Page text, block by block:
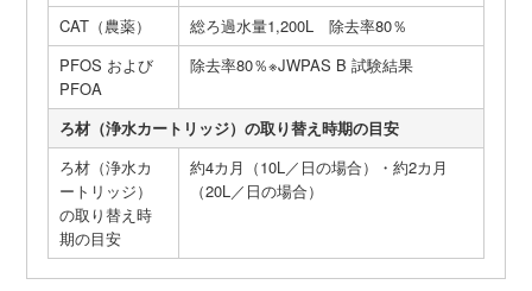
CAT（農薬）
総ろ過水量1,200L 除去率80％
PFOS および
PFOA
除去率80％※JWPAS B 試験結果
ろ材（浄水カートリッジ）の取り替え時期の目安
ろ材（浄水カ
ートリッジ）
の取り替え時
期の目安
約4カ月（10L／日の場合）・約2カ月
（20L／日の場合）